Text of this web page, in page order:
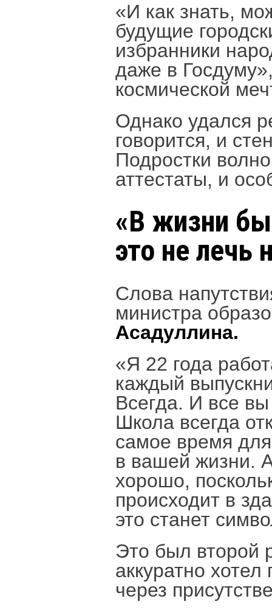
«И как знать,
будущие
избранники
даже в
космической
Однако удался
говорится, и
Подростки
аттестаты, и
«В жизни
это не лечь
Слова
министра
Асадуллина.
«Я 22 года
каждый
Всегда. И все
Школа всегда
самое время
в вашей жизни.
хорошо,
происходит в
это станет
Это был второй
аккуратно
через